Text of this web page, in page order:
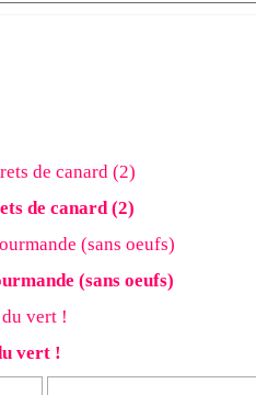
de canard (2)
(sans oeufs)
vert !